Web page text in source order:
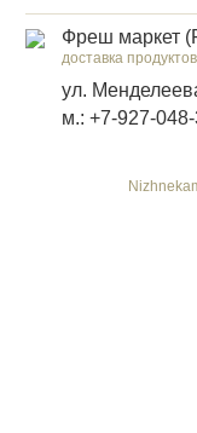
Фреш маркет
доставка продуктов
ул.
м.: +7-927-